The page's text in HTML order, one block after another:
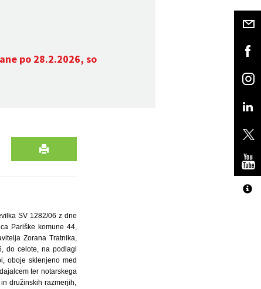
po 28.2.2026, so
SV 1282/06 z dne
Pariške komune 44,
Zorana Tratnika,
do celote, na podlagi
oboje sklenjeno med
ter notarskega
družinskih razmerjih,